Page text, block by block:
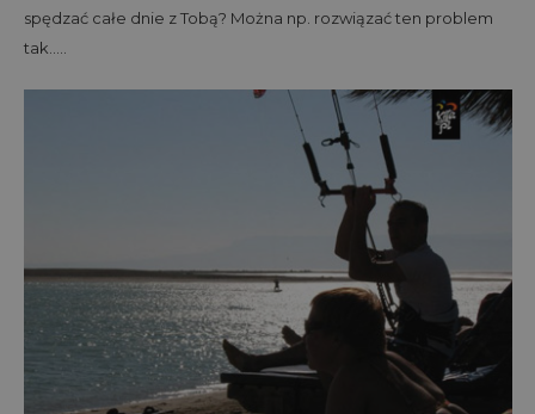
spędzać całe dnie z Tobą? Można np. rozwiązać ten problem
tak…..